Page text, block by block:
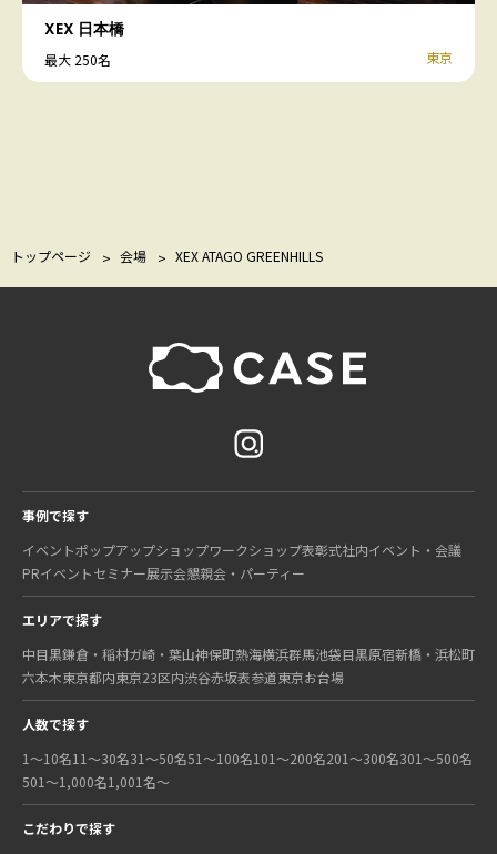
XEX 日本橋
最大 250名 東京
トップページ 会場 XEX ATAGO GREENHILLS
事例で探す
イベントポップアップショップワークショップ表彰式社内イベント・会議
PRイベントセミナー展示会懇親会・パーティー
エリアで探す
中目黒鎌倉・稲村ガ崎・葉山神保町熱海横浜群馬池袋目黒原宿新橋・浜松町
六本木東京都内東京23区内渋谷赤坂表参道東京お台場
人数で探す
1〜10名11〜30名31〜50名51〜100名101〜200名201〜300名301〜500名
501〜1,000名1,001名〜
こだわりで探す